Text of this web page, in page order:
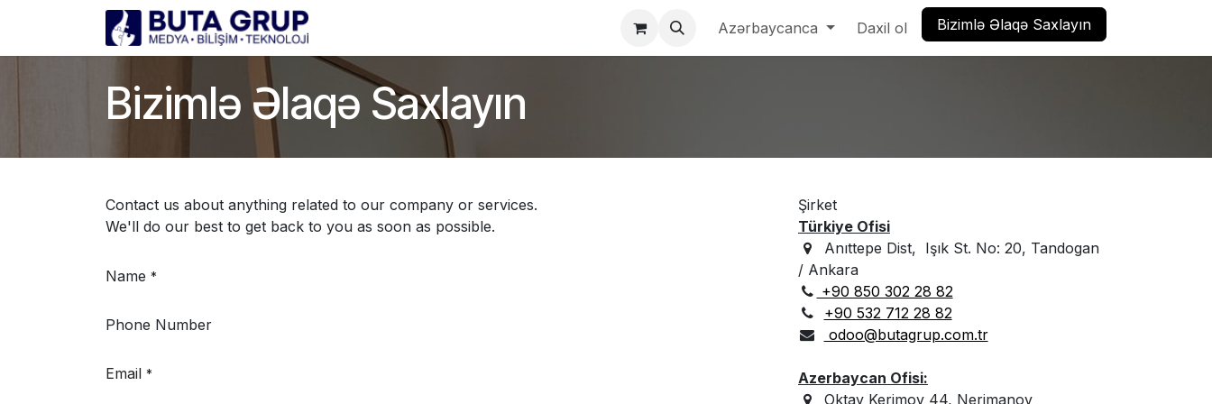
Məzmuna keçin
Referanslarımız Məhsullarımız Demo Qiymətlər Ünsiyyət Karyera Forum
Azərbaycanca Daxil ol Bizimlə Əlaqə Saxlayın
Bizimlə Əlaqə Saxlayın
Contact us about anything related to our company or services.
We'll do our best to get back to you as soon as possible.
Name *
Phone Number
Email *
Şirket
Türkiye Ofisi
Anıttepe Dist, Işık St. No: 20, Tandogan
/ Ankara
+90 850 302 28 82
+90 532 712 28 82
odoo@butagrup.com.tr
Azerbaycan Ofisi:
Oktay Kerimov 44, Nerimanov